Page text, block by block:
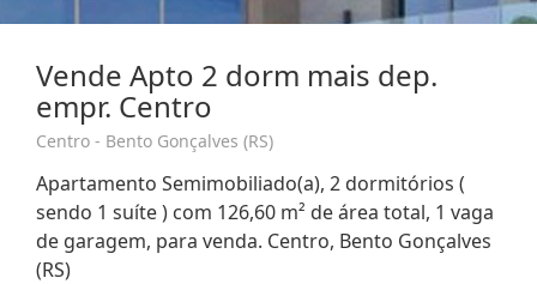
Vende Apto 2 dorm mais dep.
empr. Centro
Centro - Bento Gonçalves (RS)
Apartamento Semimobiliado(a), 2 dormitórios (
sendo 1 suíte ) com 126,60 m² de área total, 1 vaga
de garagem, para venda. Centro, Bento Gonçalves
(RS)